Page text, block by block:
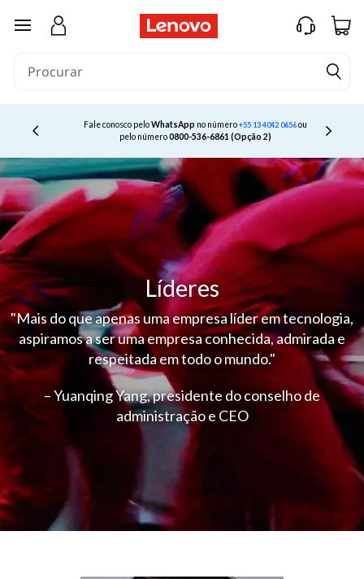
saltar para o conteúdo principal
Fale conosco peloWhatsApp no número+55 13 4042 0656ou
pelo número0800-536-6861 (Opção 2)
Currently displaying item 2 of 4
Líderes
"Mais do que apenas uma empresa líder em tecnologia,
aspiramos a ser uma empresa conhecida, admirada e
respeitada em todo o mundo."
– Yuanqing Yang, presidente do conselho de
administração e CEO